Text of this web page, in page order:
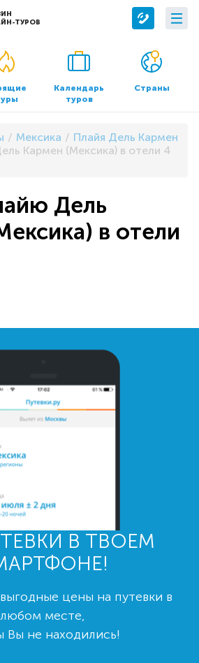
ТУРОВ
О компании
О нас
Контакты
Документы и реквизиты
Календарь
туров
Страны
Мексика
Плайя Дель Кармен
Кармен (Мексика) в отели 4
Дель
в отели
В ТВОЕМ
цены на путевки в
любом месте,
Вы не находились!